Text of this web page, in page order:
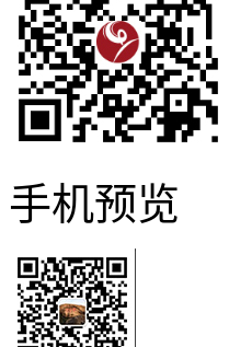
手机预览